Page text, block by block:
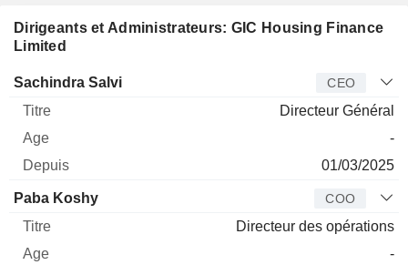
Dirigeants et Administrateurs: GIC Housing Finance
Limited
Dirigeant Titre Age
Sachindra Salvi CEO
Directeur Général
-
01/03/2025
Paba Koshy COO
Directeur des opérations
-